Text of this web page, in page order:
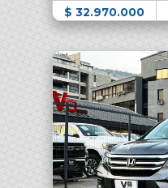
$ 32.970.000